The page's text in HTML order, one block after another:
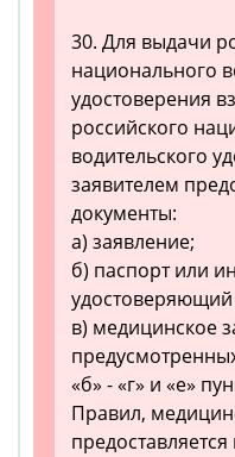
30. Для выдачи
национального
удостоверения
российского
водительского
заявителем
документы:
а) заявление;
б) паспорт или
удостоверяющий
в) медицинское
«б» - «г» и «е»
Правил,